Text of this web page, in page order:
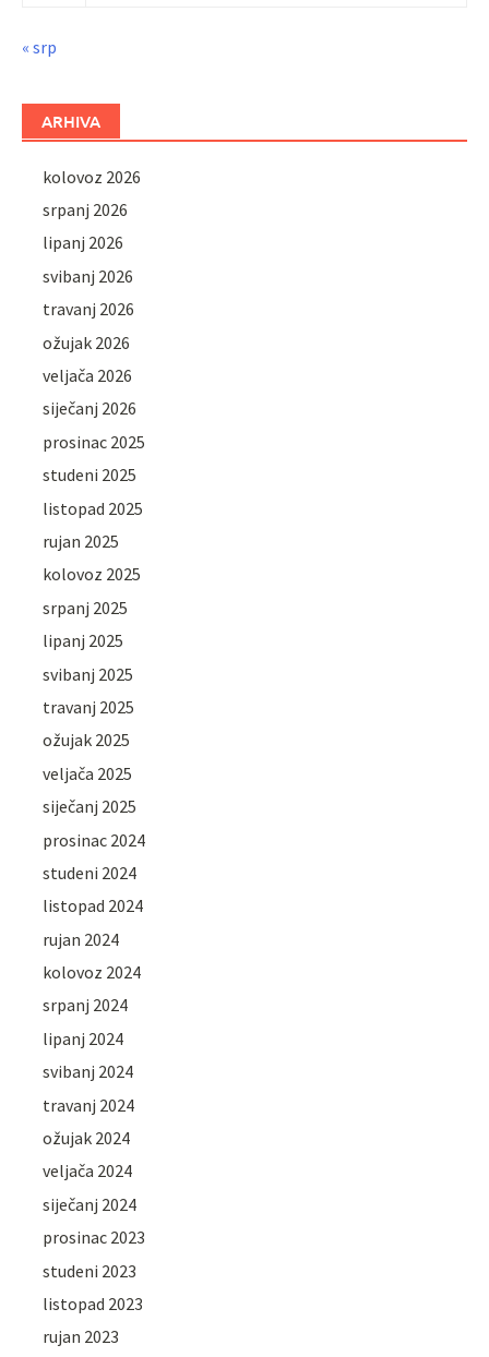
« srp
ARHIVA
kolovoz 2026
srpanj 2026
lipanj 2026
svibanj 2026
travanj 2026
ožujak 2026
veljača 2026
siječanj 2026
prosinac 2025
studeni 2025
listopad 2025
rujan 2025
kolovoz 2025
srpanj 2025
lipanj 2025
svibanj 2025
travanj 2025
ožujak 2025
veljača 2025
siječanj 2025
prosinac 2024
studeni 2024
listopad 2024
rujan 2024
kolovoz 2024
srpanj 2024
lipanj 2024
svibanj 2024
travanj 2024
ožujak 2024
veljača 2024
siječanj 2024
prosinac 2023
studeni 2023
listopad 2023
rujan 2023